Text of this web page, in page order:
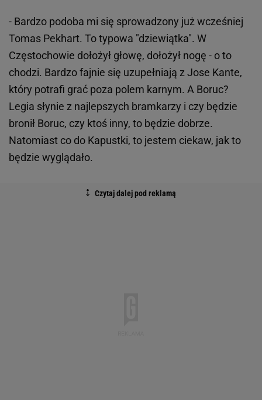
- Bardzo podoba mi się sprowadzony już wcześniej
Tomas Pekhart. To typowa "dziewiątka". W
Częstochowie dołożył głowę, dołożył nogę - o to
chodzi. Bardzo fajnie się uzupełniają z Jose Kante,
który potrafi grać poza polem karnym. A Boruc?
Legia słynie z najlepszych bramkarzy i czy będzie
bronił Boruc, czy ktoś inny, to będzie dobrze.
Natomiast co do Kapustki, to jestem ciekaw, jak to
będzie wyglądało.